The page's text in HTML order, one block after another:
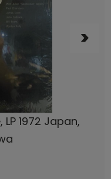
1972 Japan,